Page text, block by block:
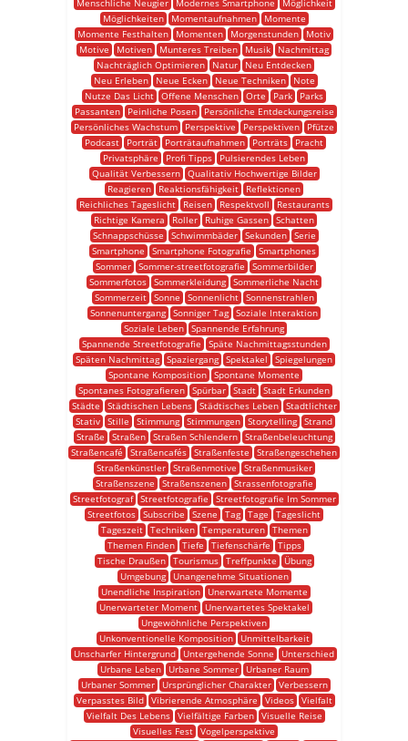
Menschliche Neugier
Modernes Smartphone
Möglichkeit
Möglichkeiten
Momentaufnahmen
Momente
Momente Festhalten
Momenten Morgenstunden
Motiv
Motive
Motiven Munteres Treiben Musik
Nachmittag
Nachträglich Optimieren
Natur
Neu Entdecken
Neu Erleben
Neue Ecken Neue Techniken
Note
Nutze Das Licht Offene Menschen Orte Park
Parks
Passanten
Peinliche Posen
Persönliche Entdeckungsreise
Persönliches Wachstum
Perspektive Perspektiven
Pfütze
Podcast
Porträt Porträtaufnahmen Porträts
Pracht
Privatsphäre
Profi Tipps
Pulsierendes Leben
Qualität Verbessern
Qualitativ Hochwertige Bilder
Reagieren
Reaktionsfähigkeit
Reflektionen
Reichliches Tageslicht
Reisen Respektvoll
Restaurants
Richtige Kamera
Roller Ruhige Gassen Schatten
Schnappschüsse
Schwimmbäder Sekunden
Serie
Smartphone
Smartphone Fotografie
Smartphones
Sommer
Sommer-streetfotografie
Sommerbilder
Sommerfotos Sommerkleidung Sommerliche Nacht
Sommerzeit
Sonne Sonnenlicht
Sonnenstrahlen
Sonnenuntergang Sonniger Tag Soziale Interaktion
Soziale Leben Spannende Erfahrung
Spannende Streetfotografie
Späte Nachmittagsstunden
Späten Nachmittag Spaziergang Spektakel
Spiegelungen
Spontane Komposition Spontane Momente
Spontanes Fotografieren Spürbar Stadt Stadt Erkunden
Städte
Städtischen Lebens Städtisches Leben
Stadtlichter
Stativ Stille Stimmung Stimmungen Storytelling Strand
Straße
Straßen Straßen Schlendern
Straßenbeleuchtung
Straßencafé
Straßencafés Straßenfeste
Straßengeschehen
Straßenkünstler
Straßenmotive
Straßenmusiker
Straßenszene
Straßenszenen
Strassenfotografie
Streetfotograf
Streetfotografie
Streetfotografie Im Sommer
Streetfotos Subscribe Szene Tag Tage
Tageslicht
Tageszeit
Techniken Temperaturen
Themen
Themen Finden
Tiefe Tiefenschärfe
Tipps
Tische Draußen
Tourismus Treffpunkte
Übung
Umgebung
Unangenehme Situationen
Unendliche Inspiration
Unerwartete Momente
Unerwarteter Moment
Unerwartetes Spektakel
Ungewöhnliche Perspektiven
Unkonventionelle Komposition
Unmittelbarkeit
Unscharfer Hintergrund
Untergehende Sonne
Unterschied
Urbane Leben
Urbane Sommer
Urbaner Raum
Urbaner Sommer
Ursprünglicher Charakter
Verbessern
Verpasstes Bild
Vibrierende Atmosphäre Videos
Vielfalt
Vielfalt Des Lebens
Vielfältige Farben
Visuelle Reise
Visuelles Fest Vogelperspektive